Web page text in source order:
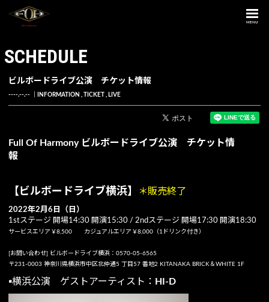
MENU
SCHEDULE
ビルボードライブ公演 チケット情報
----.--.-- INFORMATION TICKET LIVE
Full Of Harmony ビルボードライブ公演 チケット情
報
【ビルボードライブ横浜】 ＊販売終了
2022年2月6日（日）
1stステージ 開場14:30 開演15:30 / 2ndステージ 開場17:30 開演18:30
サービスエリア￥8,500 カジュアルエリア￥8,000（1ドリンク付き）
[お問い合わせ] ビルボードライブ横浜：0570-05-6565
〒231-0003 神奈川県横浜市中区北仲通5 丁目57 番地2 KITANAKA BRICK＆WHITE 1F
▪️横浜公演 ゲストアーティスト： HI-D